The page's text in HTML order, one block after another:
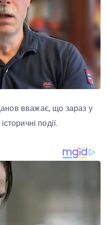
вважає, що зараз у
події.